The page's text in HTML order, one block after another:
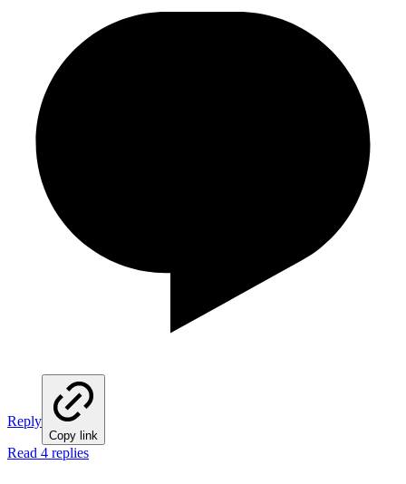
Reply
Copy link
Read 4 replies